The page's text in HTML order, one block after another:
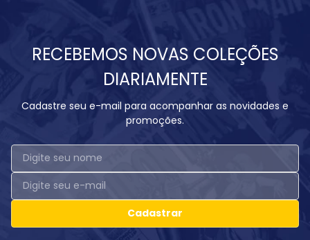
RECEBEMOS NOVAS COLEÇÕES
DIARIAMENTE
Cadastre seu e-mail para acompanhar as novidades e
promoções.
Cadastrar